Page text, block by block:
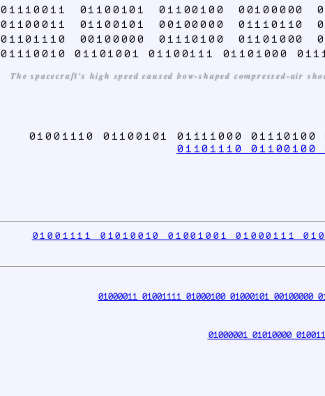
01110011 01100101 01100100 00100000
01100011 01100101 00100000 01110110
01101110 00100000 01110100 01101000
01110010 01101001 01100111 01101000
The spacecraft's high speed caused bow-shaped compressed-air
01001110 01100101 01111000 01110100
01101110 01100100
01001111 01010010 01001001 01000111
01000011 01001111 01000100 01000101 00100000
01000001 01010000